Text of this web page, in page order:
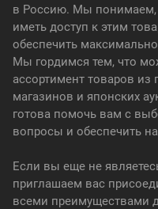
в Россию. Мы понимаем,
иметь доступ к этим
обеспечить
Мы гордимся тем, что
ассортимент товаров из
магазинов и японских
готова помочь вам с
вопросы и обеспечить
Если вы еще не
приглашаем вас
всеми преимуществами